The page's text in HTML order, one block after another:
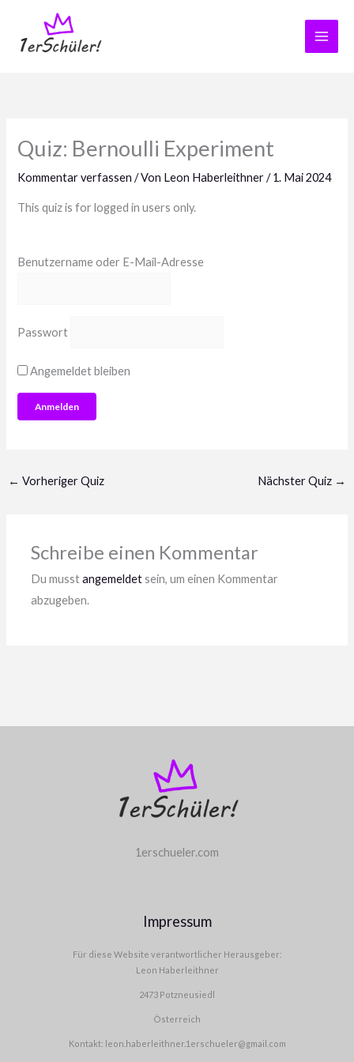
springen
Quiz: Bernoulli Experiment
Kommentar verfassen / Von Leon Haberleithner/1. Mai 2024
This quiz is for logged in users only.
Benutzername oder E-Mail-Adresse
Passwort
Angemeldet bleiben
← Vorheriger Quiz Nächster Quiz →
Schreibe einen Kommentar
Du musstangemeldetsein, um einen Kommentar
abzugeben.
1erschueler.com
Impressum
Für diese Website verantwortlicher Herausgeber:
Leon Haberleithner
2473 Potzneusiedl
Österreich
Kontakt: leon.haberleithner.1erschueler@gmail.com